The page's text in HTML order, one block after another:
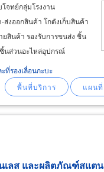
จทย์กลุ่มโรงงาน
ส่งออกสินค้า โกดังเก็บสินค้า
ยสินค้า รองรับการขนส่ง ชิ้น
นส่วนอะไหล่อุปกรณ์
ฑ์อาหารกระป๋อง ผลิตภัณฑ์
หนอน สั่งซื้อสินค้าจำนวน
นพื้นที่ นิคมอุตสาหกรรมบาง
ที่รองเลื่อนกะบะ
เลส และผลิตภัณฑ์สแตน